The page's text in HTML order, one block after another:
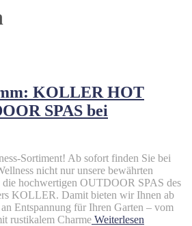
KOLLER HOT
SPAS bei
Sortiment! Ab sofort finden Sie bei
nicht nur unsere bewährten
die hochwertigen OUTDOOR SPAS des
KOLLER. Damit bieten wir Ihnen ab
Entspannung für Ihren Garten – vom
rustikalem Charme Weiterlesen